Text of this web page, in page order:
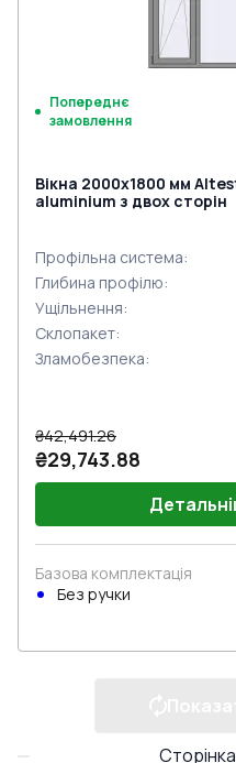
Попереднє
замовлення
Вікна 2000x1800 мм
aluminium з двох сторін
Профільна система:
Глибина профілю:
Ущільнення:
Склопакет:
Зламобезпека:
₴42,491.26
₴29,743.88
Базова комплектація
Без ручки
Сторінка